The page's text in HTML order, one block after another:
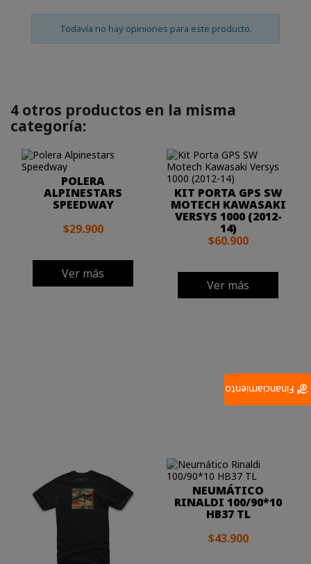
Todavía no hay opiniones para este producto.
4 otros productos en la misma
categoría:
POLERA
ALPINESTARS
SPEEDWAY
$29.900
Ver más
KIT PORTA GPS SW
MOTECH KAWASAKI
VERSYS 1000 (2012-
14)
$60.900
Ver más
NEUMÁTICO
RINALDI 100/90*10
HB37 TL
$43.900
Financiamiento